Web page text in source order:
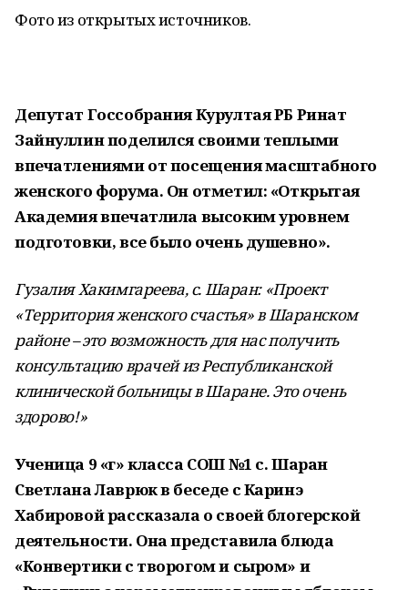
Фото из открытых источников.
Депутат Госсобрания Курултая РБ Ринат
Зайнуллин поделился своими теплыми
впечатлениями от посещения масштабного
женского форума. Он отметил: «Открытая
Академия впечатлила высоким уровнем
подготовки, все было очень душевно».
Гузалия Хакимгареева, с. Шаран: «Проект
«Территория женского счастья» в Шаранском
районе – это возможность для нас получить
консультацию врачей из Республиканской
клинической больницы в Шаране. Это очень
здорово!»
Ученица 9 «г» класса СОШ №1 с. Шаран
Светлана Лаврюк в беседе с Каринэ
Хабировой рассказала о своей блогерской
деятельности. Она представила блюда
«Конвертики с творогом и сыром» и